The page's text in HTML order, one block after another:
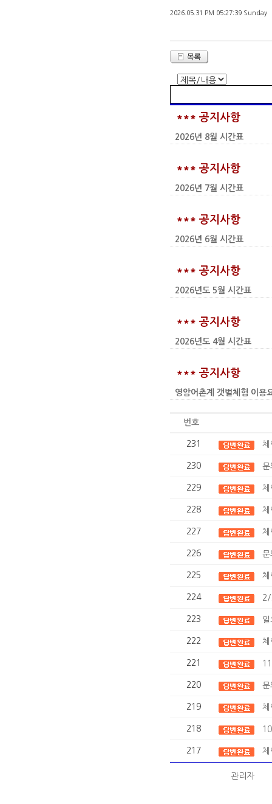
2026.05.31 PM 05:27:39 Sunday
*** 공지사항
2026년 8월 시간표
*** 공지사항
2026년 7월 시간표
*** 공지사항
2026년 6월 시간표
*** 공지사항
2026년도 5월 시간표
*** 공지사항
2026년도 4월 시간표
*** 공지사항
영암어촌계 갯벌체험 이
번호
231 체
230 문
229 체
228 체
227 체
226 문
225 체
224 2/
223
222 체
221
220 문
219 체
218
217 체
관리자